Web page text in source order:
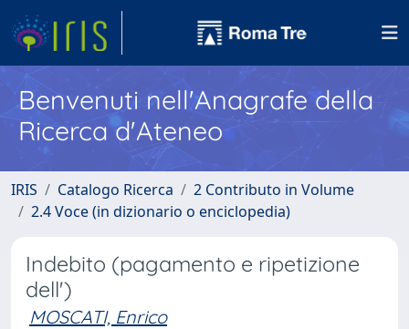
Benvenuti nell'Anagrafe della
Ricerca d'Ateneo
IRIS Catalogo Ricerca
2 Contributo in Volume
2.4 Voce (in dizionario o enciclopedia)
Indebito (pagamento e ripetizione
dell')
MOSCATI, Enrico